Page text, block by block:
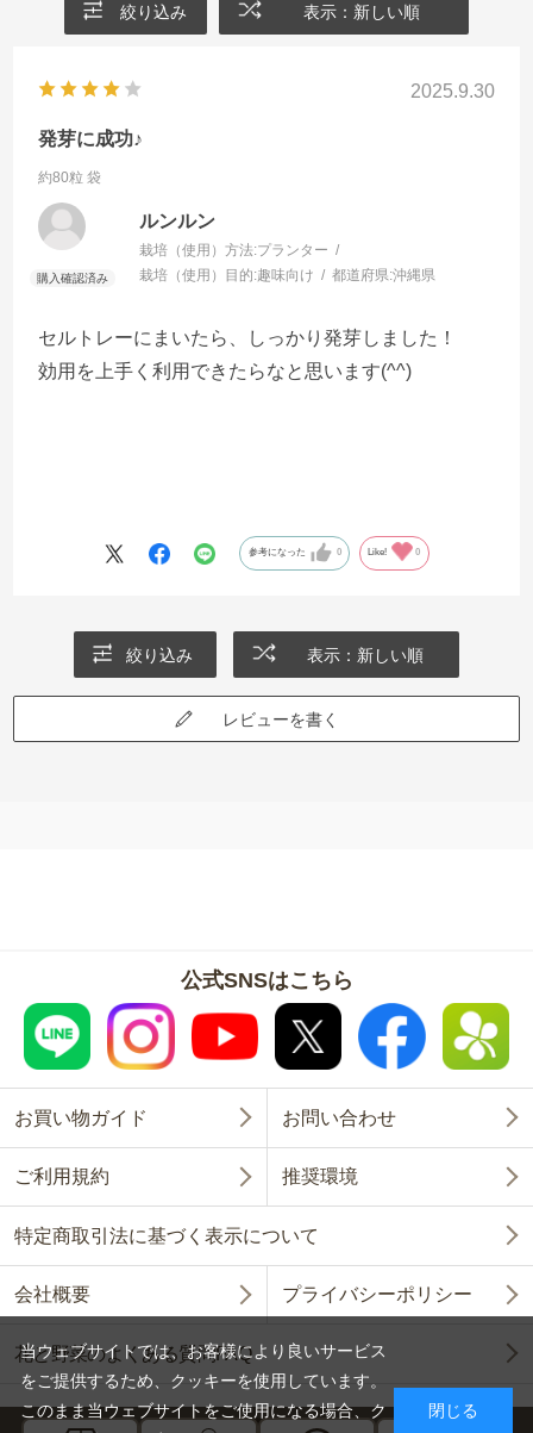
絞り込み 表示：新しい順
2025.9.30
発芽に成功♪
約80粒 袋
ルンルン
栽培（使用）方法:プランター
栽培（使用）目的:趣味向け 都道府県:沖縄県
セルトレーにまいたら、しっかり発芽しました！
効用を上手く利用できたらなと思います(^^)
参考になった 0 Like! 0
絞り込み 表示：新しい順
レビューを書く
公式SNSはこちら
お買い物ガイド お問い合わせ
ご利用規約 推奨環境
特定商取引法に基づく表示について
会社概要 プライバシーポリシー
花と野菜のよくある質問FAQ
当ウェブサイトでは、お客様により良いサービス
をご提供するため、クッキーを使用しています。
このまま当ウェブサイトをご使用になる場合、ク
閉じる